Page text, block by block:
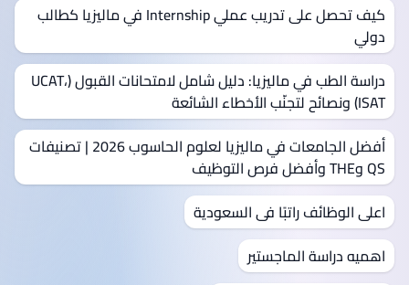
كيف تحصل على تدريب عملي Internship في ماليزيا كطالب
دولي
دراسة الطب في ماليزيا: دليل شامل لامتحانات القبول (UCAT،
ISAT) ونصائح لتجنّب الأخطاء الشائعة
أفضل الجامعات في ماليزيا لعلوم الحاسوب 2026 | تصنيفات
QS وTHE وأفضل فرص التوظيف
اعلى الوظائف راتبًا فى السعودية
اهميه دراسة الماجستير